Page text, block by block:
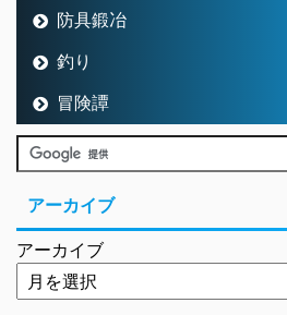
防具鍛冶
釣り
冒険譚
アーカイブ
アーカイブ